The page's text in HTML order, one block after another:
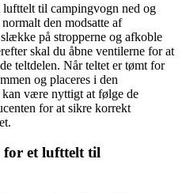
lufttelt til campingvogn ned og
den modsatte af
på stropperne og afkoble
skal du åbne ventilerne for at
teltdelen. Når teltet er tømt for
og placeres i den
kan være nyttigt at følge de
for at sikre korrekt
for et lufttelt til